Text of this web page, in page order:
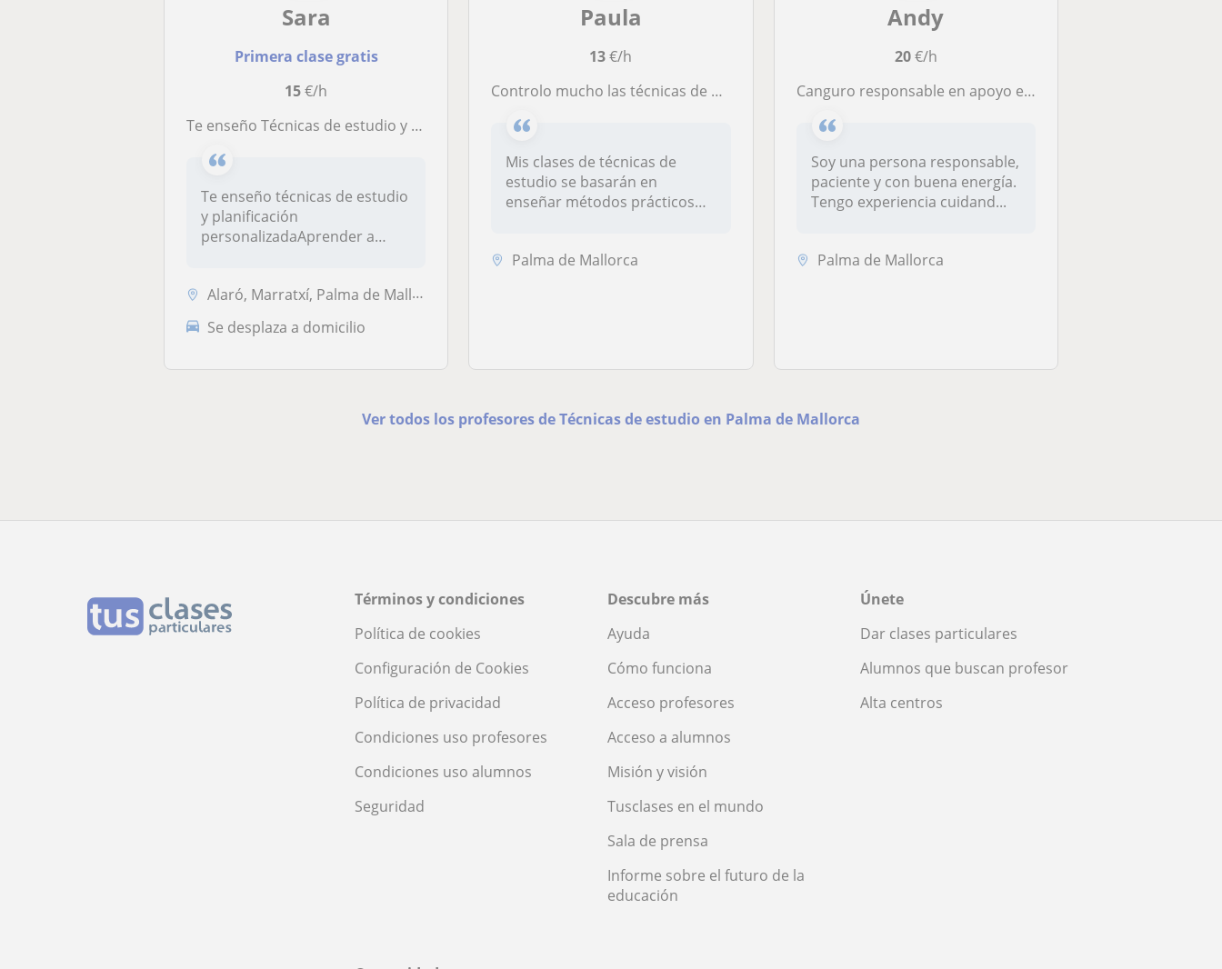
Sara
Primera clase gratis
15€/h
Te enseño Técnicas de estudio y ha hacer una buena planificación
Te enseño técnicas de estudio
y planificación
personalizadaAprender a
Alaró, Marratxí, Palma de Mallorca, Sencelles, Santa María del Camí, C...
Se desplaza a domicilio
Paula
13€/h
Controlo mucho las técnicas de estudio estudié bachiller y se desenvolver los temas y aprenderlos con facilidad
Mis clases de técnicas de
estudio se basarán en
enseñar métodos prácticos
Palma de Mallorca
Andy
20€/h
Canguro responsable en apoyo escolar para niños de Primaria y ESO en Palma. Ayudo con deberes, organización y refuerzo.
Soy una persona responsable,
paciente y con buena energía.
Tengo experiencia cuidand...
Palma de Mallorca
Ver todos los profesores de Técnicas de estudio en Palma de Mallorca
Términos y condiciones
Política de cookies
Configuración de Cookies
Política de privacidad
Condiciones uso profesores
Condiciones uso alumnos
Seguridad
Descubre más
Ayuda
Cómo funciona
Acceso profesores
Acceso a alumnos
Misión y visión
Tusclases en el mundo
Sala de prensa
Informe sobre el futuro de la
educación
Únete
Dar clases particulares
Alumnos que buscan profesor
Alta centros